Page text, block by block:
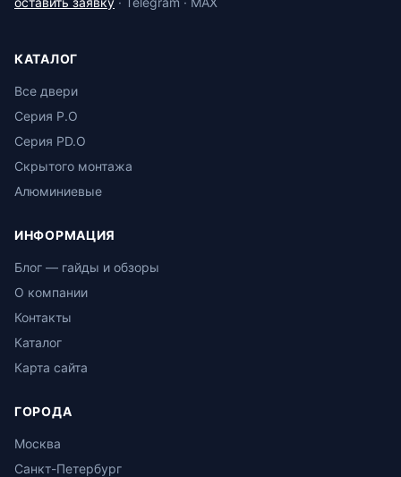
КАТАЛОГ
Все двери
Серия P.O
Серия PD.O
Скрытого монтажа
Алюминиевые
ИНФОРМАЦИЯ
Блог — гайды и обзоры
О компании
Контакты
Каталог
Карта сайта
ГОРОДА
Москва
Санкт-Петербург